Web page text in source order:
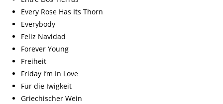
Every Rose Has Its Thorn
Everybody
Feliz Navidad
Forever Young
Freiheit
Friday I’m In Love
Für die Iwigkeit
Griechischer Wein